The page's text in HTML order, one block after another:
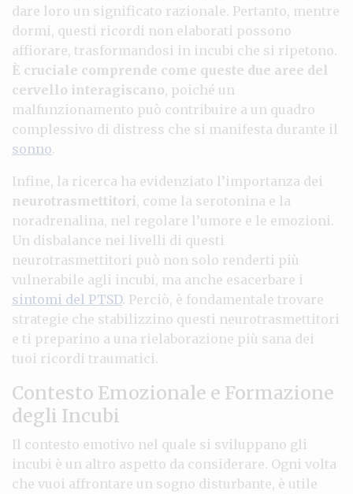
dare loro un significato razionale. Pertanto, mentre
dormi, questi ricordi non elaborati possono
affiorare, trasformandosi in incubi che si ripetono.
È cruciale comprende come queste due aree del
cervello interagiscano, poiché un
malfunzionamento può contribuire a un quadro
complessivo di distress che si manifesta durante il
sonno.
Infine, la ricerca ha evidenziato l’importanza dei
neurotrasmettitori, come la serotonina e la
noradrenalina, nel regolare l’umore e le emozioni.
Un disbalance nei livelli di questi
neurotrasmettitori può non solo renderti più
vulnerabile agli incubi, ma anche esacerbare i
sintomi del PTSD. Perciò, è fondamentale trovare
strategie che stabilizzino questi neurotrasmettitori
e ti preparino a una rielaborazione più sana dei
tuoi ricordi traumatici.
Contesto Emozionale e Formazione
degli Incubi
Il contesto emotivo nel quale si sviluppano gli
incubi è un altro aspetto da considerare. Ogni volta
che vuoi affrontare un sogno disturbante, è utile